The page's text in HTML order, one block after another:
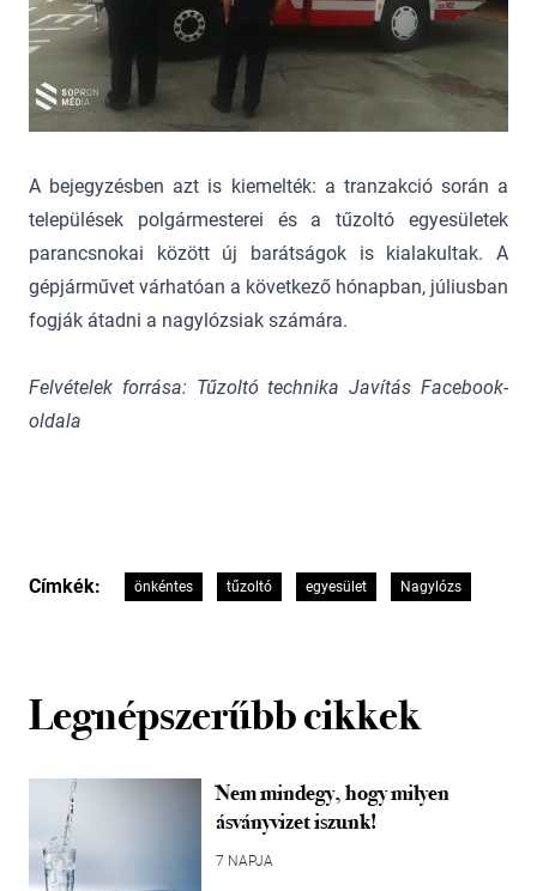
A bejegyzésben azt is kiemelték: a tranzakció során a
települések polgármesterei és a tűzoltó egyesületek
parancsnokai között új barátságok is kialakultak. A
gépjárművet várhatóan a következő hónapban, júliusban
fogják átadni a nagylózsiak számára.
Felvételek forrása: Tűzoltó technika Javítás Facebook-
oldala
Címkék: önkéntes tűzoltó egyesület Nagylózs
Legnépszerűbb cikkek
Nem mindegy, hogy milyen
ásványvizet iszunk!
7 NAPJA